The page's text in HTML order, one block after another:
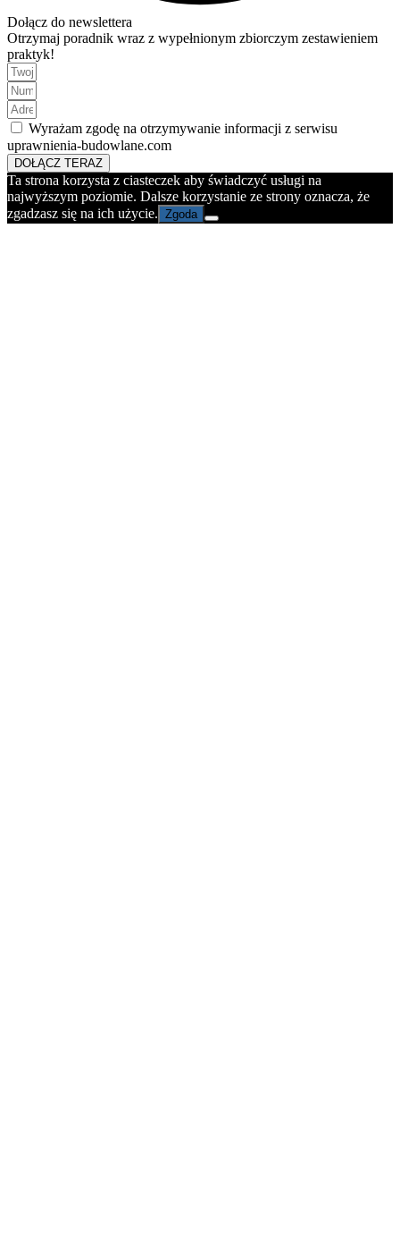
Dołącz do newslettera
Otrzymaj poradnik wraz z wypełnionym zbiorczym zestawieniem
praktyk!
Wyrażam zgodę na otrzymywanie informacji z serwisu
uprawnienia-budowlane.com
DOŁĄCZ TERAZ
Ta strona korzysta z ciasteczek aby świadczyć usługi na
najwyższym poziomie. Dalsze korzystanie ze strony oznacza, że
zgadzasz się na ich użycie. Zgoda